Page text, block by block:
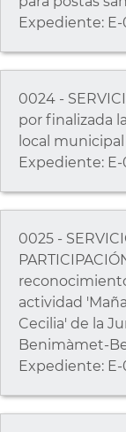
Expediente:
0024 -
por finalizada
local municipal
Expediente:
0025 -
actividad
Cecilia' de la
Benimàmet-
Expediente: